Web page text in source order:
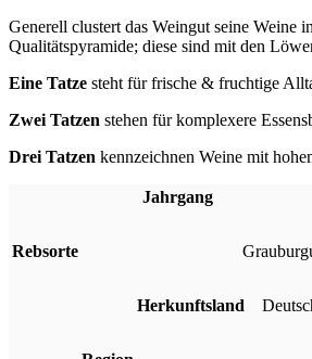
Generell clustert das Weingut seine Weine
Qualitätspyramide; diese sind mit den
Eine Tatze steht für frische & fruchtige
Zwei Tatzen stehen für komplexere
Drei Tatzen kennzeichnen Weine mit
Jahrgang
Rebsorte
Herkunftsland